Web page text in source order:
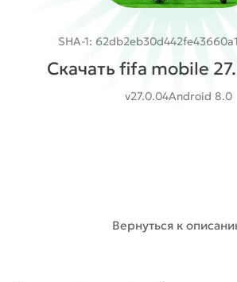
SHA-1:
Скачать fifa mobile
v27.0.04Android 8.0
Вернуться к